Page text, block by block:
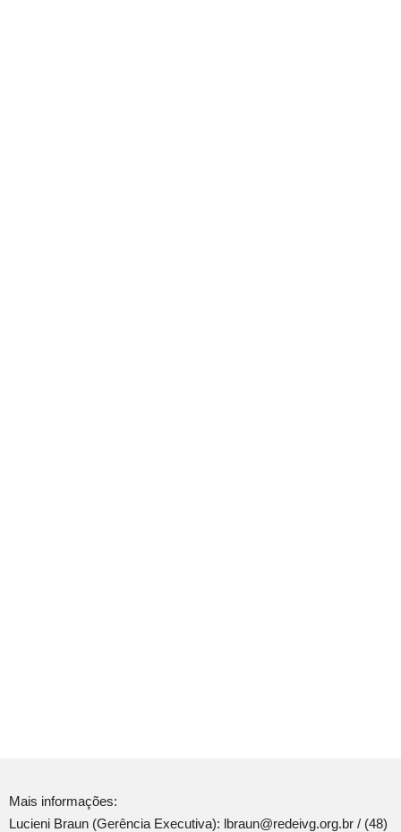
Mais informações:
Lucieni Braun (Gerência Executiva): lbraun@redeivg.org.br / (48)